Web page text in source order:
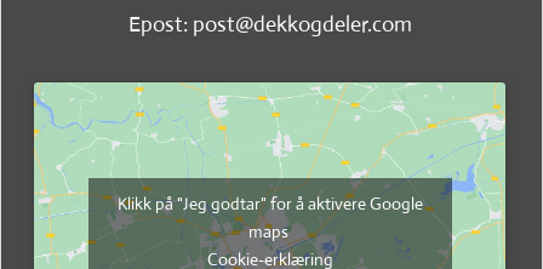
Epost: post@dekkogdeler.com
Klikk på "Jeg godtar" for å aktivere Google
maps
Cookie-erklæring